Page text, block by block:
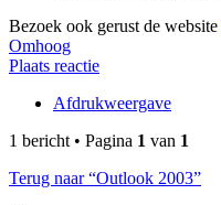
Bezoek ook gerust de website
Omhoog
Plaats reactie
Afdrukweergave
1 bericht • Pagina 1 van 1
Terug naar “Outlook 2003”